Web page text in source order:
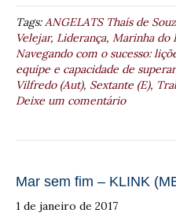
Tags:ANGELATS Thaís de
Velejar, Liderança, Marinha do
Navegando com o sucesso:
equipe e capacidade de
Vilfredo (Aut), Sextante (E),
Deixe um comentário
Mar sem fim – KLINK
1 de janeiro de 2017